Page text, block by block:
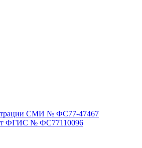
СМИ № ФС77-47467
ФГИС № ФС77110096